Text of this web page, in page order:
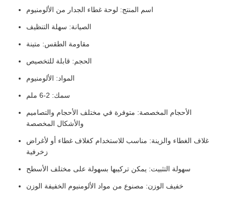
اسم المنتج: لوحة غطاء الجدار من الألومنيوم
الصيانة: سهلة التنظيف
مقاومة الطقس: متينة
الحجم: قابلة للتخصيص
المواد: الألومنيوم
سمك: 2-6 ملم
الأحجام المخصصة: متوفرة في مختلف الأحجام والتصاميم
والأشكال المخصصة
غلاف الغطاء والزينة: مناسب للاستخدام كغلاف غطاء أو لأغراض
زخرفية
سهولة التثبيت: يمكن تركيبها بسهولة على مختلف الأسطح
خفيف الوزن: مصنوع من مواد الألومنيوم الخفيفة الوزن